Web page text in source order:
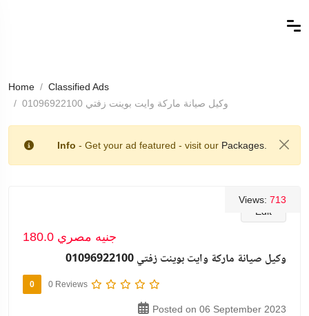
Home
Classified Ads
وكيل صيانة ماركة وايت بوينت زفتي 01096922100
Info - Get your ad featured - visit our Packages.
Edit
Views: 713
180.0 جنيه مصري
وكيل صيانة ماركة وايت بوينت زفتي 01096922100
0 0 Reviews
Posted on 06 September 2023